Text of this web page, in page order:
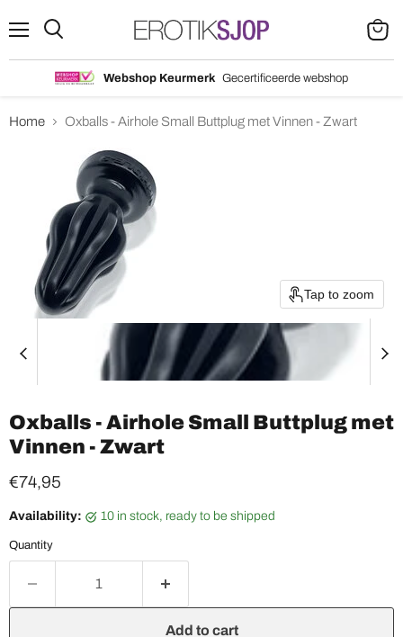
Webshop Keurmerk Gecertificeerde webshop
cart
Home Oxballs - Airhole Small Buttplug met Vinnen - Zwart
Tap to zoom
Oxballs - Airhole Small Buttplug met
Vinnen - Zwart
Current price
€74,95
Availability: 10 in stock, ready to be shipped
Quantity
Add to cart